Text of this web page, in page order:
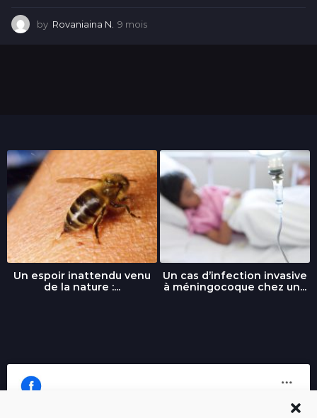
by Rovaniaina N. 9 mois
Un espoir inattendu venu
de la nature :...
Un cas d’infection invasive
à méningocoque chez un...